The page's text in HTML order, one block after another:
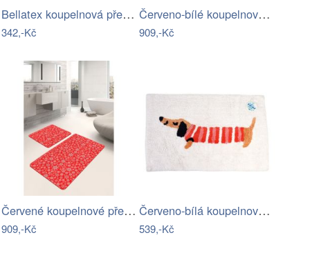
Bellatex koupelnová předložka BANY…
342,-Kč
Červeno-bílé koupelnové předložky v…
909,-Kč
Červené koupelnové předložky v sadě 2…
909,-Kč
Červeno-bílá koupelnová předložka 83x52…
539,-Kč